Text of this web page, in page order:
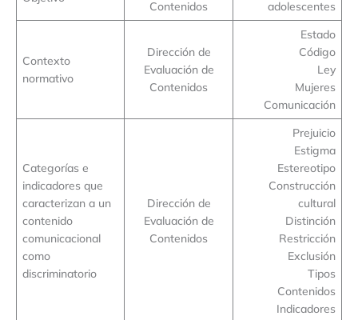
Contenidos
adolescentes
Contexto
normativo
Dirección de
Evaluación de
Contenidos
Estado
Código
Ley
Mujeres
Comunicación
Categorías e
indicadores que
caracterizan a un
contenido
comunicacional
como
discriminatorio
Dirección de
Evaluación de
Contenidos
Prejuicio
Estigma
Estereotipo
Construcción
cultural
Distinción
Restricción
Exclusión
Tipos
Contenidos
Indicadores